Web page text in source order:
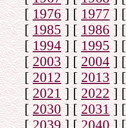
[1976] [1977]
[1985] [1986]
[1994] [1995]
[2003] [2004]
[2012] [2013]
[2021] [2022]
[2030] [2031]
[ 2039] [2040]